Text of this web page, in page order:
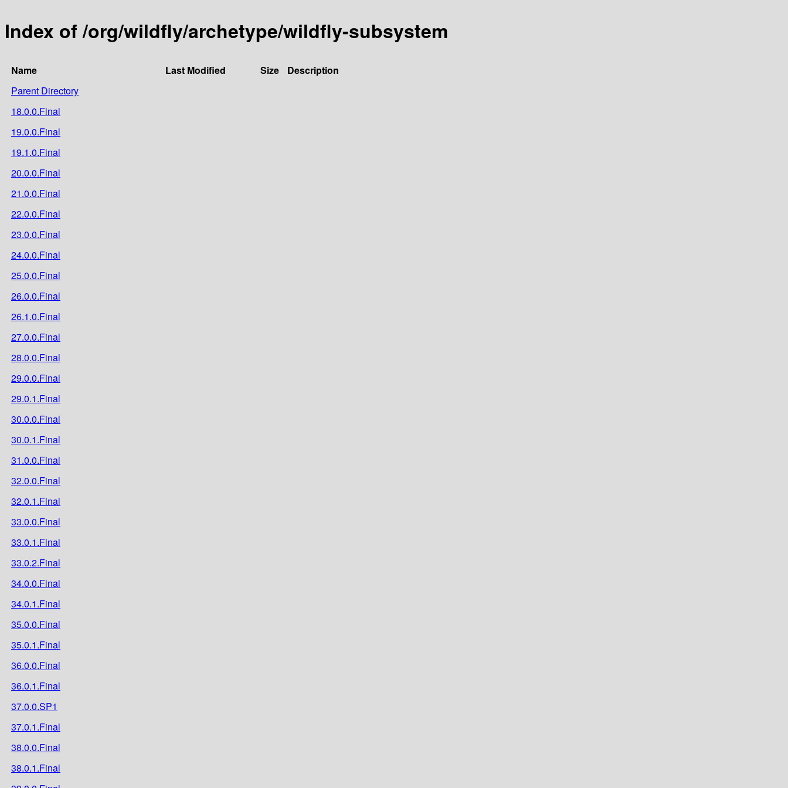
Index of /org/wildfly/archetype/wildfly-subsystem
Name Last Modified Size
Description
Parent Directory
18.0.0.Final
19.0.0.Final
19.1.0.Final
20.0.0.Final
21.0.0.Final
22.0.0.Final
23.0.0.Final
24.0.0.Final
25.0.0.Final
26.0.0.Final
26.1.0.Final
27.0.0.Final
28.0.0.Final
29.0.0.Final
29.0.1.Final
30.0.0.Final
30.0.1.Final
31.0.0.Final
32.0.0.Final
32.0.1.Final
33.0.0.Final
33.0.1.Final
33.0.2.Final
34.0.0.Final
34.0.1.Final
35.0.0.Final
35.0.1.Final
36.0.0.Final
36.0.1.Final
37.0.0.SP1
37.0.1.Final
38.0.0.Final
38.0.1.Final